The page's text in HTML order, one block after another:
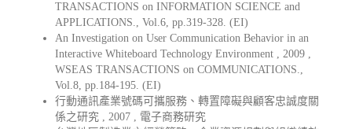
TRANSACTIONS on INFORMATION SCIENCE and
APPLICATIONS., Vol.6, pp.319-328. (EI)
An Investigation on User Communication Behavior in an
Interactive Whiteboard Technology Environment , 2009 ,
WSEAS TRANSACTIONS on COMMUNICATIONS.,
Vol.8, pp.184-195. (EI)
行動通訊產業號碼可攜服務、轉置障礙與顧客忠誠度關
係之研究 , 2007 , 電子商務研究